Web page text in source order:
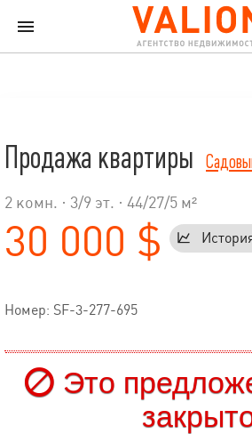
Продажа квартиры
2 комн. · 3/9 эт. · 44/27/5 м²
30 000 $
Номер: SF-3-277-695
Это